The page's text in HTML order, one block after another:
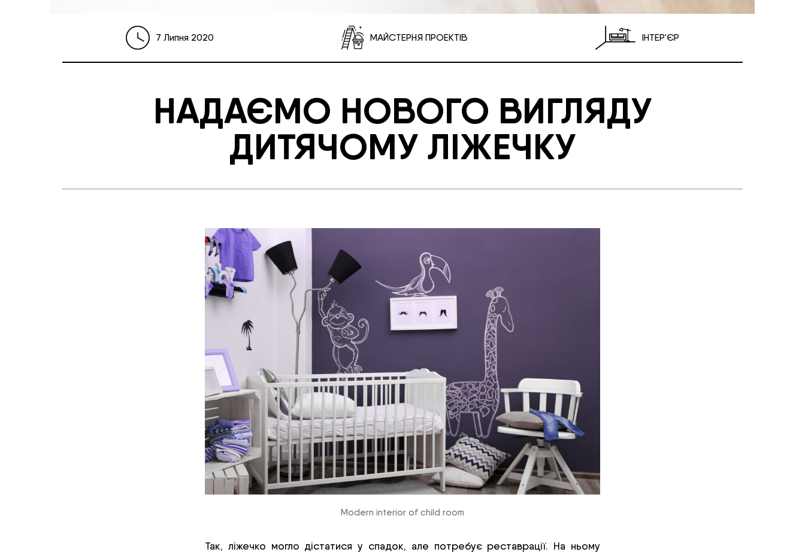
7 Липня 2020 МАЙСТЕРНЯ ПРОЕКТІВ ІНТЕР'ЄР
НАДАЄМО НОВОГО ВИГЛЯДУ
ДИТЯЧОМУ ЛІЖЕЧКУ
Modern interior of child room
Так, ліжечко могло дістатися у спадок, але потребує реставрації. На ньому